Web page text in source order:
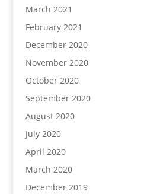
March 2021
February 2021
December 2020
November 2020
October 2020
September 2020
August 2020
July 2020
April 2020
March 2020
December 2019